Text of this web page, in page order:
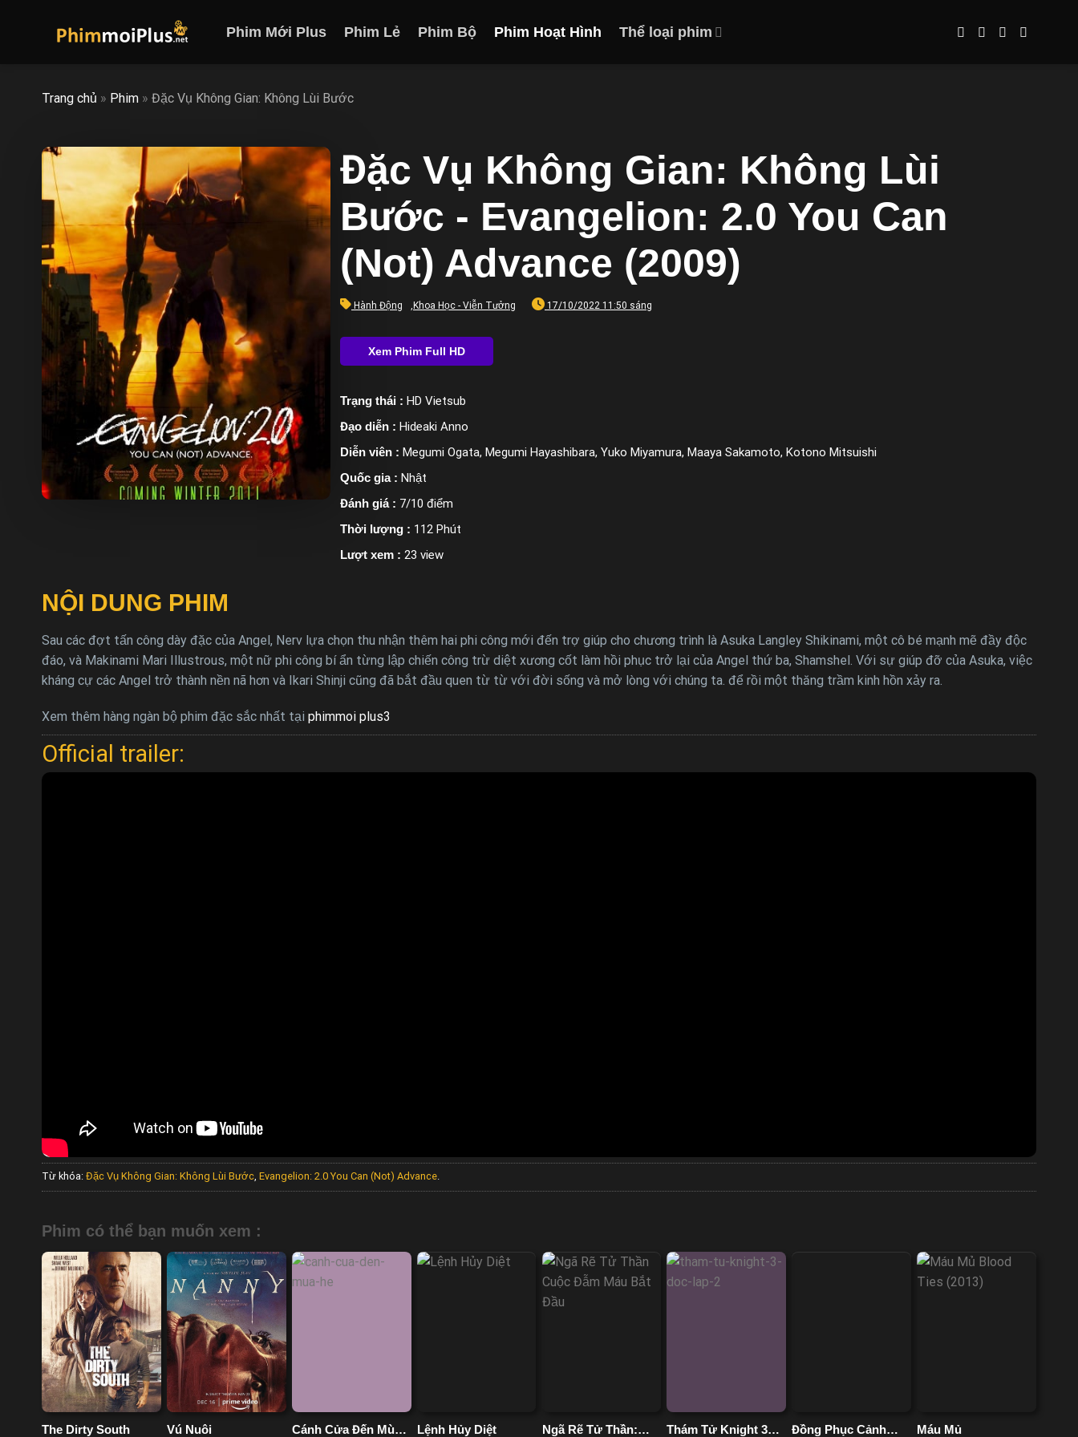
Phim Mới Plus Phim Lẻ Phim Bộ Phim Hoạt Hình Thể loại phim
Trang chủ » Phim » Đặc Vụ Không Gian: Không Lùi Bước
Đặc Vụ Không Gian: Không Lùi
Bước - Evangelion: 2.0 You Can
(Not) Advance (2009)
Hành Động Khoa Học - Viễn Tưởng 17/10/2022 11:50 sáng
Trạng thái : HD Vietsub
Đạo diễn : Hideaki Anno
Diễn viên : Megumi Ogata, Megumi Hayashibara, Yuko Miyamura, Maaya Sakamoto, Kotono Mitsuishi
Quốc gia : Nhật
Đánh giá : 7/10 điểm
Thời lượng : 112 Phút
Lượt xem : 23 view
NỘI DUNG PHIM
Sau các đợt tấn công dày đặc của Angel, Nerv lựa chọn thu nhận thêm hai phi công mới đến trợ giúp cho chương trình là Asuka Langley Shikinami, một cô bé mạnh mẽ đầy độc
đáo, và Makinami Mari Illustrous, một nữ phi công bí ẩn từng lập chiến công trừ diệt xương cốt làm hồi phục trở lại của Angel thứ ba, Shamshel. Với sự giúp đỡ của Asuka, việc
kháng cự các Angel trở thành nền nã hơn và Ikari Shinji cũng đã bắt đầu quen từ từ với đời sống và mở lòng với chúng ta. để rồi một thăng trầm kinh hồn xảy ra.
Xem thêm hàng ngàn bộ phim đặc sắc nhất tại phimmoi plus3
Official trailer:
Từ khóa: Đặc Vụ Không Gian: Không Lùi Bước Evangelion: 2.0 You Can (Not) Advance
Phim có thể bạn muốn xem :
The Dirty South Vú Nuôi
Cánh Cửa Đến Mùa
Lệnh Hủy Diệt
Ngã Rẽ Tử Thần:
Thám Tử Knight 3
Đồng Phục Cảnh
Máu Mủ